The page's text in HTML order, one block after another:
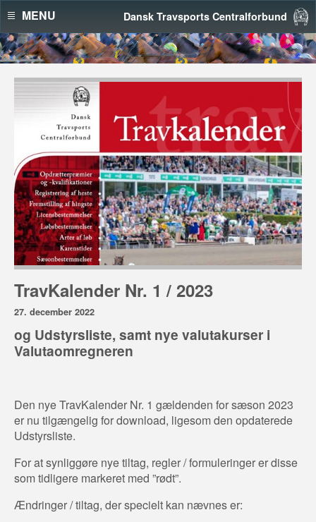
Dansk Travsports Centralforbund
MENU
TravKalender Nr. 1 / 2023
27. december 2022
og Udstyrsliste, samt nye valutakurser i
Valutaomregneren
Den nye TravKalender Nr. 1 gældenden for sæson 2023
er nu tilgængelig for download, ligesom den opdaterede
Udstyrsliste.
For at synliggøre nye tiltag, regler / formuleringer er disse
som tidligere markeret med ”rødt”.
Ændringer / tiltag, der specielt kan nævnes er: